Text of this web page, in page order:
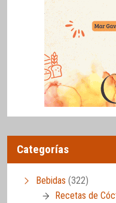
Categorías
Bebidas (322)
Recetas de